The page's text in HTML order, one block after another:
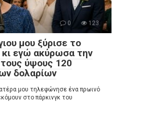
0 123
μου ξύρισε το
κι εγώ ακύρωσα την
ύψους 120
δολαρίων
μου τηλεφώνησε ένα πρωινό
στο πάρκινγκ του